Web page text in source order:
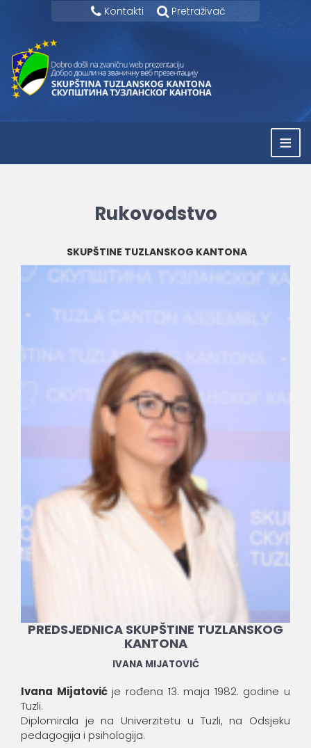
Kontakti Pretraživač
≡
Rukovodstvo
SKUPŠTINE TUZLANSKOG KANTONA
PREDSJEDNICA SKUPŠTINE TUZLANSKOG
KANTONA
IVANA MIJATOVIĆ
Ivana Mijatovićje rođena 13. maja 1982. godine u
Tuzli.
Diplomirala je na Univerzitetu u Tuzli, na Odsjeku
pedagogija i psihologija.